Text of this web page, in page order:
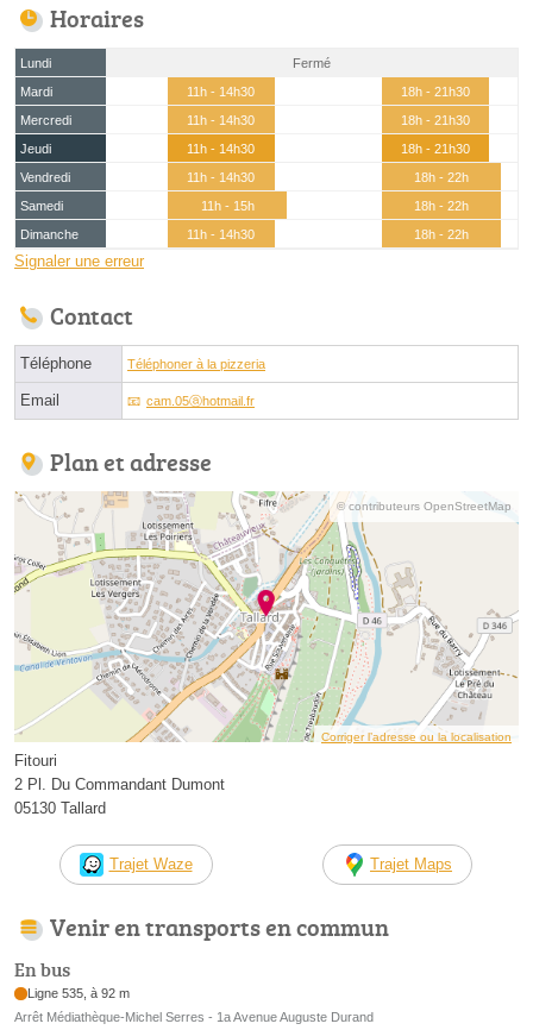
Horaires
Lundi
Fermé
Mardi
11h - 14h30
18h - 21h30
Mercredi
11h - 14h30
18h - 21h30
Jeudi
11h - 14h30
18h - 21h30
Vendredi
11h - 14h30
18h - 22h
Samedi
11h - 15h
18h - 22h
Dimanche
11h - 14h30 18h - 22h
Signaler une erreur
Contact
Téléphone Téléphoner à la pizzeria
Email cam.05ⓐhotmail.fr
Plan et adresse
© contributeurs OpenStreetMap
Corriger l’adresse ou la localisation
Fitouri
2 Pl. Du Commandant Dumont
05130 Tallard
Trajet Waze Trajet Maps
Venir en transports en commun
En bus
Ligne 535, à 92 m
Arrêt Médiathèque-Michel Serres - 1a Avenue Auguste Durand